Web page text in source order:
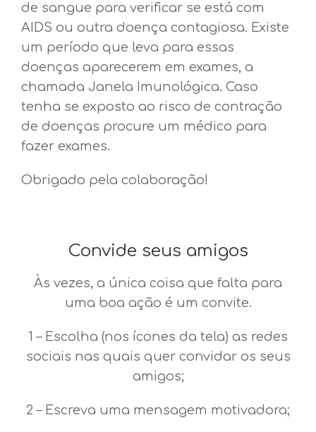
de sangue para verificar se está com
AIDS ou outra doença contagiosa. Existe
um período que leva para essas
doenças aparecerem em exames, a
chamada Janela Imunológica. Caso
tenha se exposto ao risco de contração
de doenças procure um médico para
fazer exames.
Obrigado pela colaboração!
Convide seus amigos
Às vezes, a única coisa que falta para
uma boa ação é um convite.
1 – Escolha (nos ícones da tela) as redes
sociais nas quais quer convidar os seus
amigos;
2 – Escreva uma mensagem motivadora;